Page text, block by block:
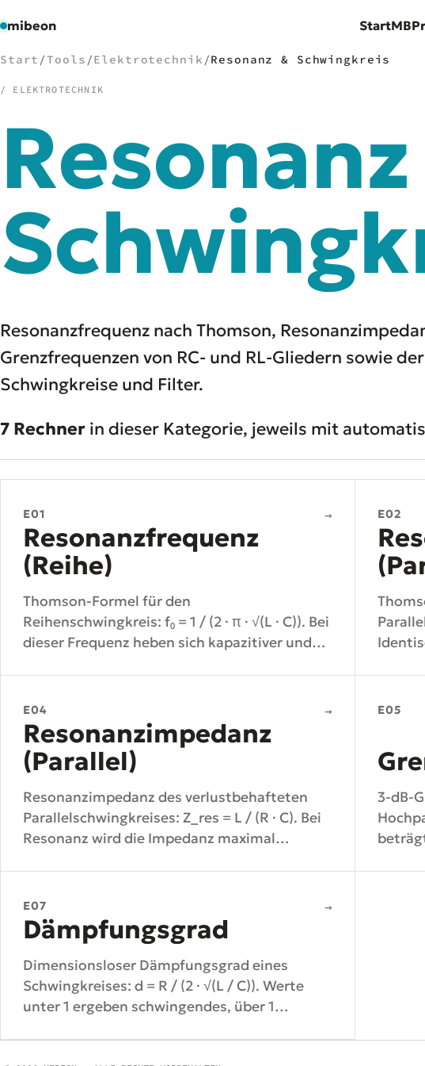
mibeon StartMB
01Start
Projekte
04Leistungen
05Docs
Tools
Start /Tools /Elektrotechnik /Resonanz & Schwingkreis
/ ELEKTROTECHNIK
Resonanz
Resonanzfrequenz nach Thomson,
Grenzfrequenzen von RC- und RL-Gliedern sowie
Schwingkreise und Filter.
7 Rechner in dieser Kategorie, jeweils mit
E01 →
Resonanzfrequenz
(Reihe)
Thomson-Formel für den
Reihenschwingkreis: f₀ = 1 / (2 · π · √(L · C)). Bei
dieser Frequenz heben sich kapazitiver und
E02
E04 →
Resonanzimpedanz
(Parallel)
Resonanzimpedanz des verlustbehafteten
Parallelschwingkreises: Z_res = L / (R · C). Bei
Resonanz wird die Impedanz maximal
E05
3-dB-
E07 →
Dämpfungsgrad
Dimensionsloser Dämpfungsgrad eines
Schwingkreises: d = R / (2 · √(L / C)). Werte
unter 1 ergeben schwingendes, über 1